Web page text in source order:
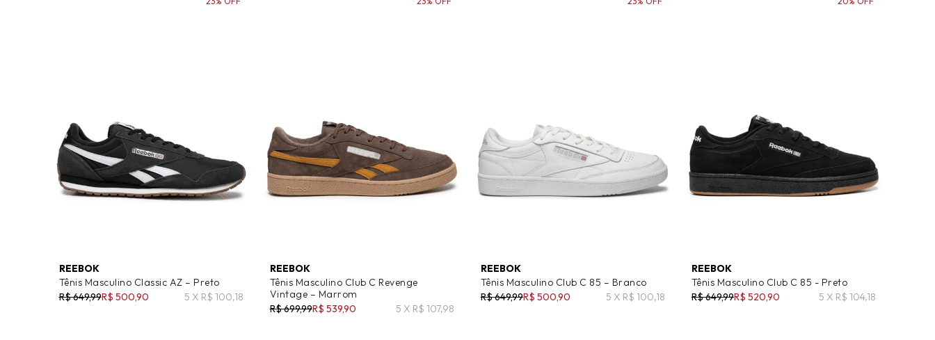
REEBOK
Tênis Masculino Classic AZ – Preto
R$ 649,99R$ 500,90 5 X R$ 100,18
REEBOK
Tênis Masculino Club C Revenge
Vintage – Marrom
R$ 699,99R$ 539,90 5 X R$ 107,98
REEBOK
Tênis Masculino Club C 85 – Branco
R$ 649,99R$ 500,90 5 X R$ 100,18
REEBOK
Tênis Masculino Club C 85 - Preto
R$ 649,99R$ 520,90 5 X R$ 104,18